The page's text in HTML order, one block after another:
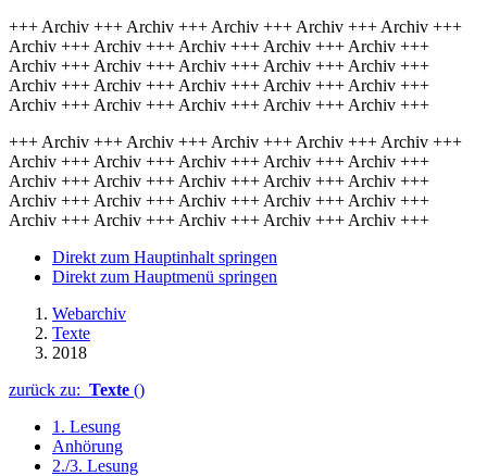
+++ Archiv +++ Archiv +++ Archiv +++ Archiv +++ Archiv +++
Archiv +++ Archiv +++ Archiv +++ Archiv +++ Archiv +++
Archiv +++ Archiv +++ Archiv +++ Archiv +++ Archiv +++
Archiv +++ Archiv +++ Archiv +++ Archiv +++ Archiv +++
Archiv +++ Archiv +++ Archiv +++ Archiv +++ Archiv +++
+++ Archiv +++ Archiv +++ Archiv +++ Archiv +++ Archiv +++
Archiv +++ Archiv +++ Archiv +++ Archiv +++ Archiv +++
Archiv +++ Archiv +++ Archiv +++ Archiv +++ Archiv +++
Archiv +++ Archiv +++ Archiv +++ Archiv +++ Archiv +++
Archiv +++ Archiv +++ Archiv +++ Archiv +++ Archiv +++
Direkt zum Hauptinhalt springen
Direkt zum Hauptmenü springen
Webarchiv
Texte
2018
zurück zu: Texte ()
1. Lesung
Anhörung
2./3. Lesung